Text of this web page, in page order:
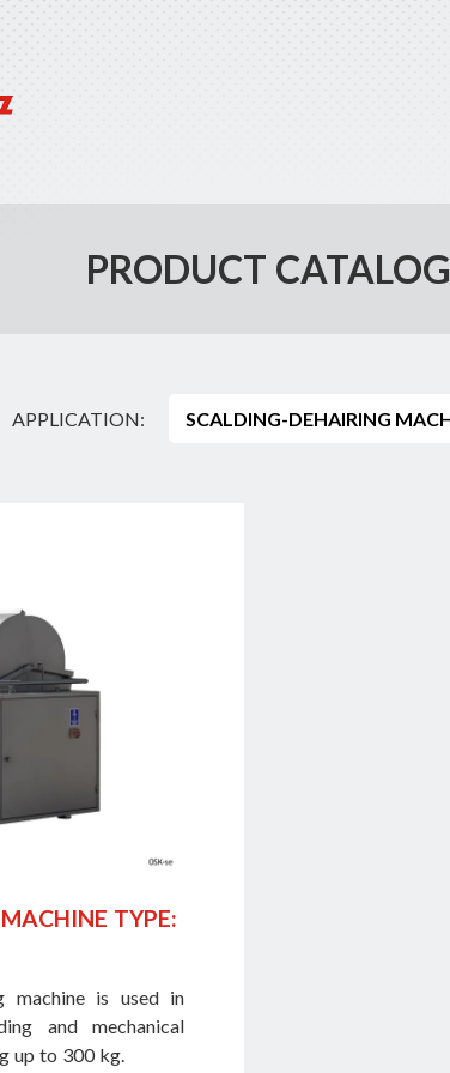
PRODUCT CATALOG
APPLICATION:
TYPE:
machine is used in
and mechanical
up to 300 kg.